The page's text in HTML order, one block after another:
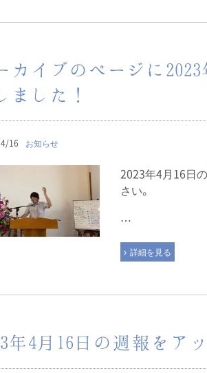
カイブのページに
ました！
16 お知らせ
2023年4月16日
さい。
…
詳細を見る
年4月16日の週報をア